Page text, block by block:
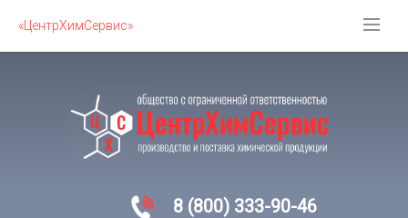
«ЦентрХимСервис»
8 (800) 333-90-46